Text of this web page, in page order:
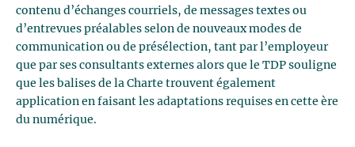
contenu d’échanges courriels, de messages textes ou
d’entrevues préalables selon de nouveaux modes de
communication ou de présélection, tant par l’employeur
que par ses consultants externes alors que le TDP souligne
que les balises de la Charte trouvent également
application en faisant les adaptations requises en cette ère
du numérique.